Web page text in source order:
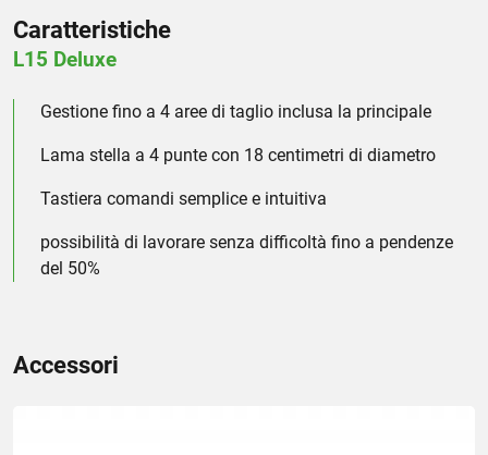
Caratteristiche
L15 Deluxe
Gestione fino a 4 aree di taglio inclusa la principale
Lama stella a 4 punte con 18 centimetri di diametro
Tastiera comandi semplice e intuitiva
possibilità di lavorare senza difficoltà fino a pendenze
del 50%
Accessori